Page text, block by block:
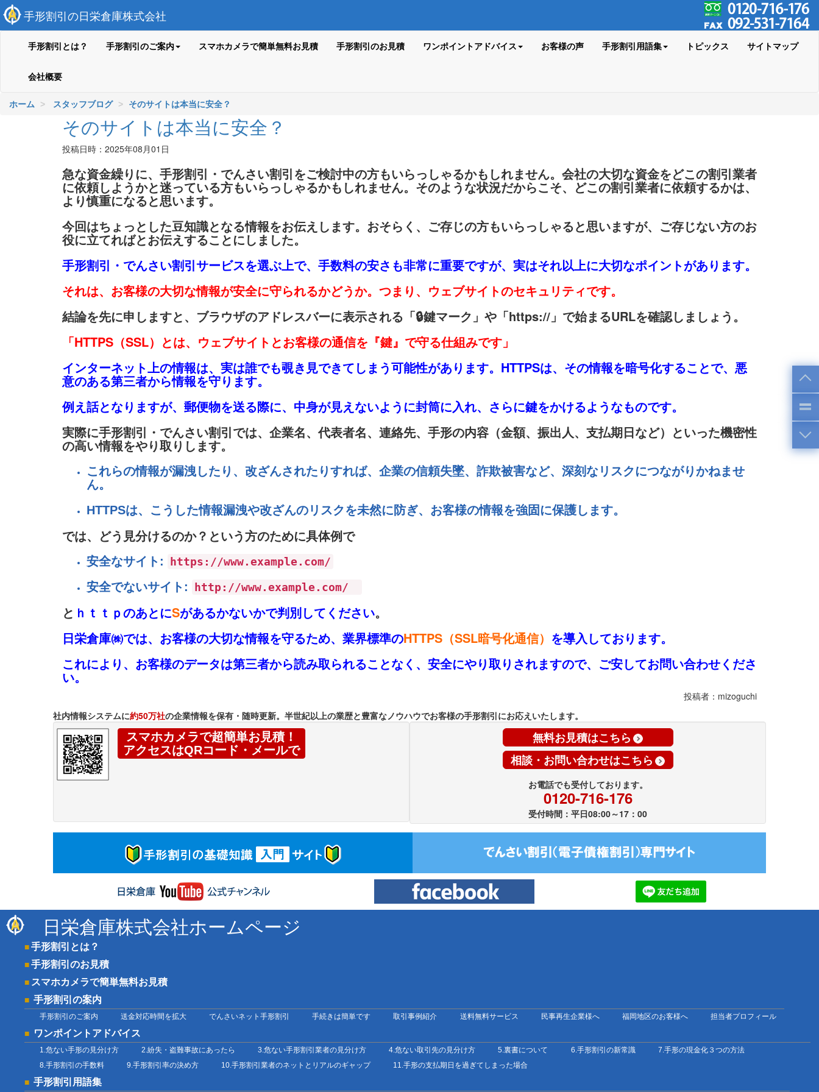
手形割引の日栄倉庫株式会社
手形割引とは？ 手形割引のご案内 スマホカメラで簡単無料お見積 手形割引のお見積 ワンポイントアドバイス お客様の声 手形割引用語集 トピックス サイトマップ
会社概要
ホーム スタッフブログ そのサイトは本当に安全？
そのサイトは本当に安全？
投稿日時：2025年08月01日
急な資金繰りに、手形割引・でんさい割引をご検討中の方もいらっしゃるかもしれません。会社の大切な資金をどこの割引業者
に依頼しようかと迷っている方もいらっしゃるかもしれません。そのような状況だからこそ、どこの割引業者に依頼するかは、
より慎重になると思います。
今回はちょっとした豆知識となる情報をお伝えします。おそらく、ご存じの方もいらっしゃると思いますが、ご存じない方のお
役に立てればとお伝えすることにしました。
手形割引・でんさい割引サービスを選ぶ上で、手数料の安さも非常に重要ですが、実はそれ以上に大切なポイントがあります。
それは、お客様の大切な情報が安全に守られるかどうか。つまり、ウェブサイトのセキュリティです。
結論を先に申しますと、ブラウザのアドレスバーに表示される「🔒鍵マーク」や「https://」で始まるURLを確認しましょう。
「HTTPS（SSL）とは、ウェブサイトとお客様の通信を『鍵』で守る仕組みです」
インターネット上の情報は、実は誰でも覗き見できてしまう可能性があります。HTTPSは、その情報を暗号化することで、悪
意のある第三者から情報を守ります。
例え話となりますが、郵便物を送る際に、中身が見えないように封筒に入れ、さらに鍵をかけるようなものです。
実際に手形割引・でんさい割引では、企業名、代表者名、連絡先、手形の内容（金額、振出人、支払期日など）といった機密性
の高い情報をやり取りします。
これらの情報が漏洩したり、改ざんされたりすれば、企業の信頼失墜、詐欺被害など、深刻なリスクにつながりかねませ
ん。
HTTPSは、こうした情報漏洩や改ざんのリスクを未然に防ぎ、お客様の情報を強固に保護します。
では、どう見分けるのか？という方のために具体例で
安全なサイト: https://www.example.com/
安全でないサイト: http://www.example.com/
と ｈｔｔｐのあとにSがあるかないかで判別してください。
日栄倉庫㈱では、お客様の大切な情報を守るため、業界標準のHTTPS（SSL暗号化通信） を導入しております。
これにより、お客様のデータは第三者から読み取られることなく、安全にやり取りされますので、ご安してお問い合わせくださ
い。
投稿者：mizoguchi
社内情報システムに約50万社の企業情報を保有・随時更新。半世紀以上の業歴と豊富なノウハウでお客様の手形割引にお応えいたします。
スマホカメラで超簡単お見積！
アクセスはQRコード・メールで
無料お見積はこちら
相談・お問い合わせはこちら
お電話でも受付しております。
0120-716-176
受付時間：平日08:00～17：00
日栄倉庫株式会社ホームページ
手形割引とは？
手形割引のお見積
スマホカメラで簡単無料お見積
手形割引の案内
手形割引のご案内 送金対応時間を拡大 でんさいネット手形割引 手続きは簡単です 取引事例紹介 送料無料サービス 民事再生企業様へ 福岡地区のお客様へ 担当者プロフィール
ワンポイントアドバイス
1.危ない手形の見分け方 2.紛失・盗難事故にあったら 3.危ない手形割引業者の見分け方 4.危ない取引先の見分け方 5.裏書について 6.手形割引の新常識
7.手形の現金化３つの方法
8.手形割引の手数料
9.手形割引率の決め方 10.手形割引業者のネットとリアルのギャップ 11.手形の支払期日を過ぎてしまった場合
手形割引用語集